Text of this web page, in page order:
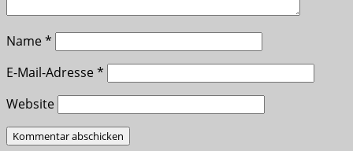
Name*
E-Mail-Adresse*
Website